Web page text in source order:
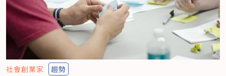
社會創業家 趨勢